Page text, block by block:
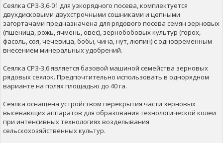
Сеялка СРЗ-3,6-01 для узкорядного посева, комплектуется
двухдисковыми двухстрочными сошниками и цепными
загортачами предназначена для рядового посева семян зерновых
(пшеница, рожь, ячмень, овес), зернобобовых культур (горох,
фасоль, соя, чечевица, бобы, чина, нут, люпин) с одновременным
внесением минеральных удобрений.
Сеялка СРЗ-3,6 является базовой машиной семейства зерновых
рядовых сеялок. Предпочтительно использовать в однорядном
варианте на полях площадью до 40 га.
Сеялка оснащена устройством перекрытия части зерновых
высевающих аппаратов для образования технологической колеи
при интенсивных технологиях возделывания
сельскохозяйственных культур.